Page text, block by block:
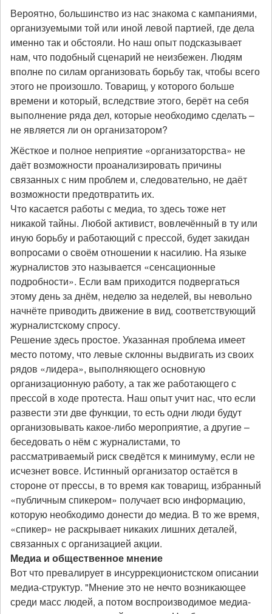
Вероятно, большинство из нас знакома с кампаниями,
организуемыми той или иной левой партией, где дела
именно так и обстояли. Но наш опыт подсказывает
нам, что подобный сценарий не неизбежен. Людям
вполне по силам организовать борьбу так, чтобы всего
этого не произошло. Товарищ, у которого больше
времени и который, вследствие этого, берёт на себя
выполнение ряда дел, которые необходимо сделать –
не является ли он организатором?
Жёсткое и полное неприятие «организаторства» не
даёт возможности проанализировать причины
связанных с ним проблем и, следовательно, не даёт
возможности предотвратить их.
Что касается работы с медиа, то здесь тоже нет
никакой тайны. Любой активист, вовлечённый в ту или
иную борьбу и работающий с прессой, будет закидан
вопросами о своём отношении к насилию. На языке
журналистов это называется «сенсационные
подробности». Если вам приходится подвергаться
этому день за днём, неделю за неделей, вы невольно
начнёте приводить движение в вид, соответствующий
журналистскому спросу.
Решение здесь простое. Указанная проблема имеет
место потому, что левые склонны выдвигать из своих
рядов «лидера», выполняющего основную
организационную работу, а так же работающего с
прессой в ходе протеста. Наш опыт учит нас, что если
развести эти две функции, то есть одни люди будут
организовывать какое-либо мероприятие, а другие –
беседовать о нём с журналистами, то
рассматриваемый риск сведётся к минимуму, если не
исчезнет вовсе. Истинный организатор остаётся в
стороне от прессы, в то время как товарищ, избранный
«публичным спикером» получает всю информацию,
которую необходимо донести до медиа. В то же время,
«спикер» не раскрывает никаких лишних деталей,
связанных с организацией акции.
Медиа и общественное мнение
Вот что превалирует в инсуррекционистском описании
медиа-структур. "Мнение это не нечто возникающее
среди масс людей, а потом воспроизводимое медиа-